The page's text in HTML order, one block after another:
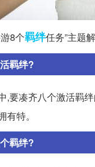
8个羁绊任务”主题
羁绊?
,要凑齐八个激活羁
特。
羁绊?